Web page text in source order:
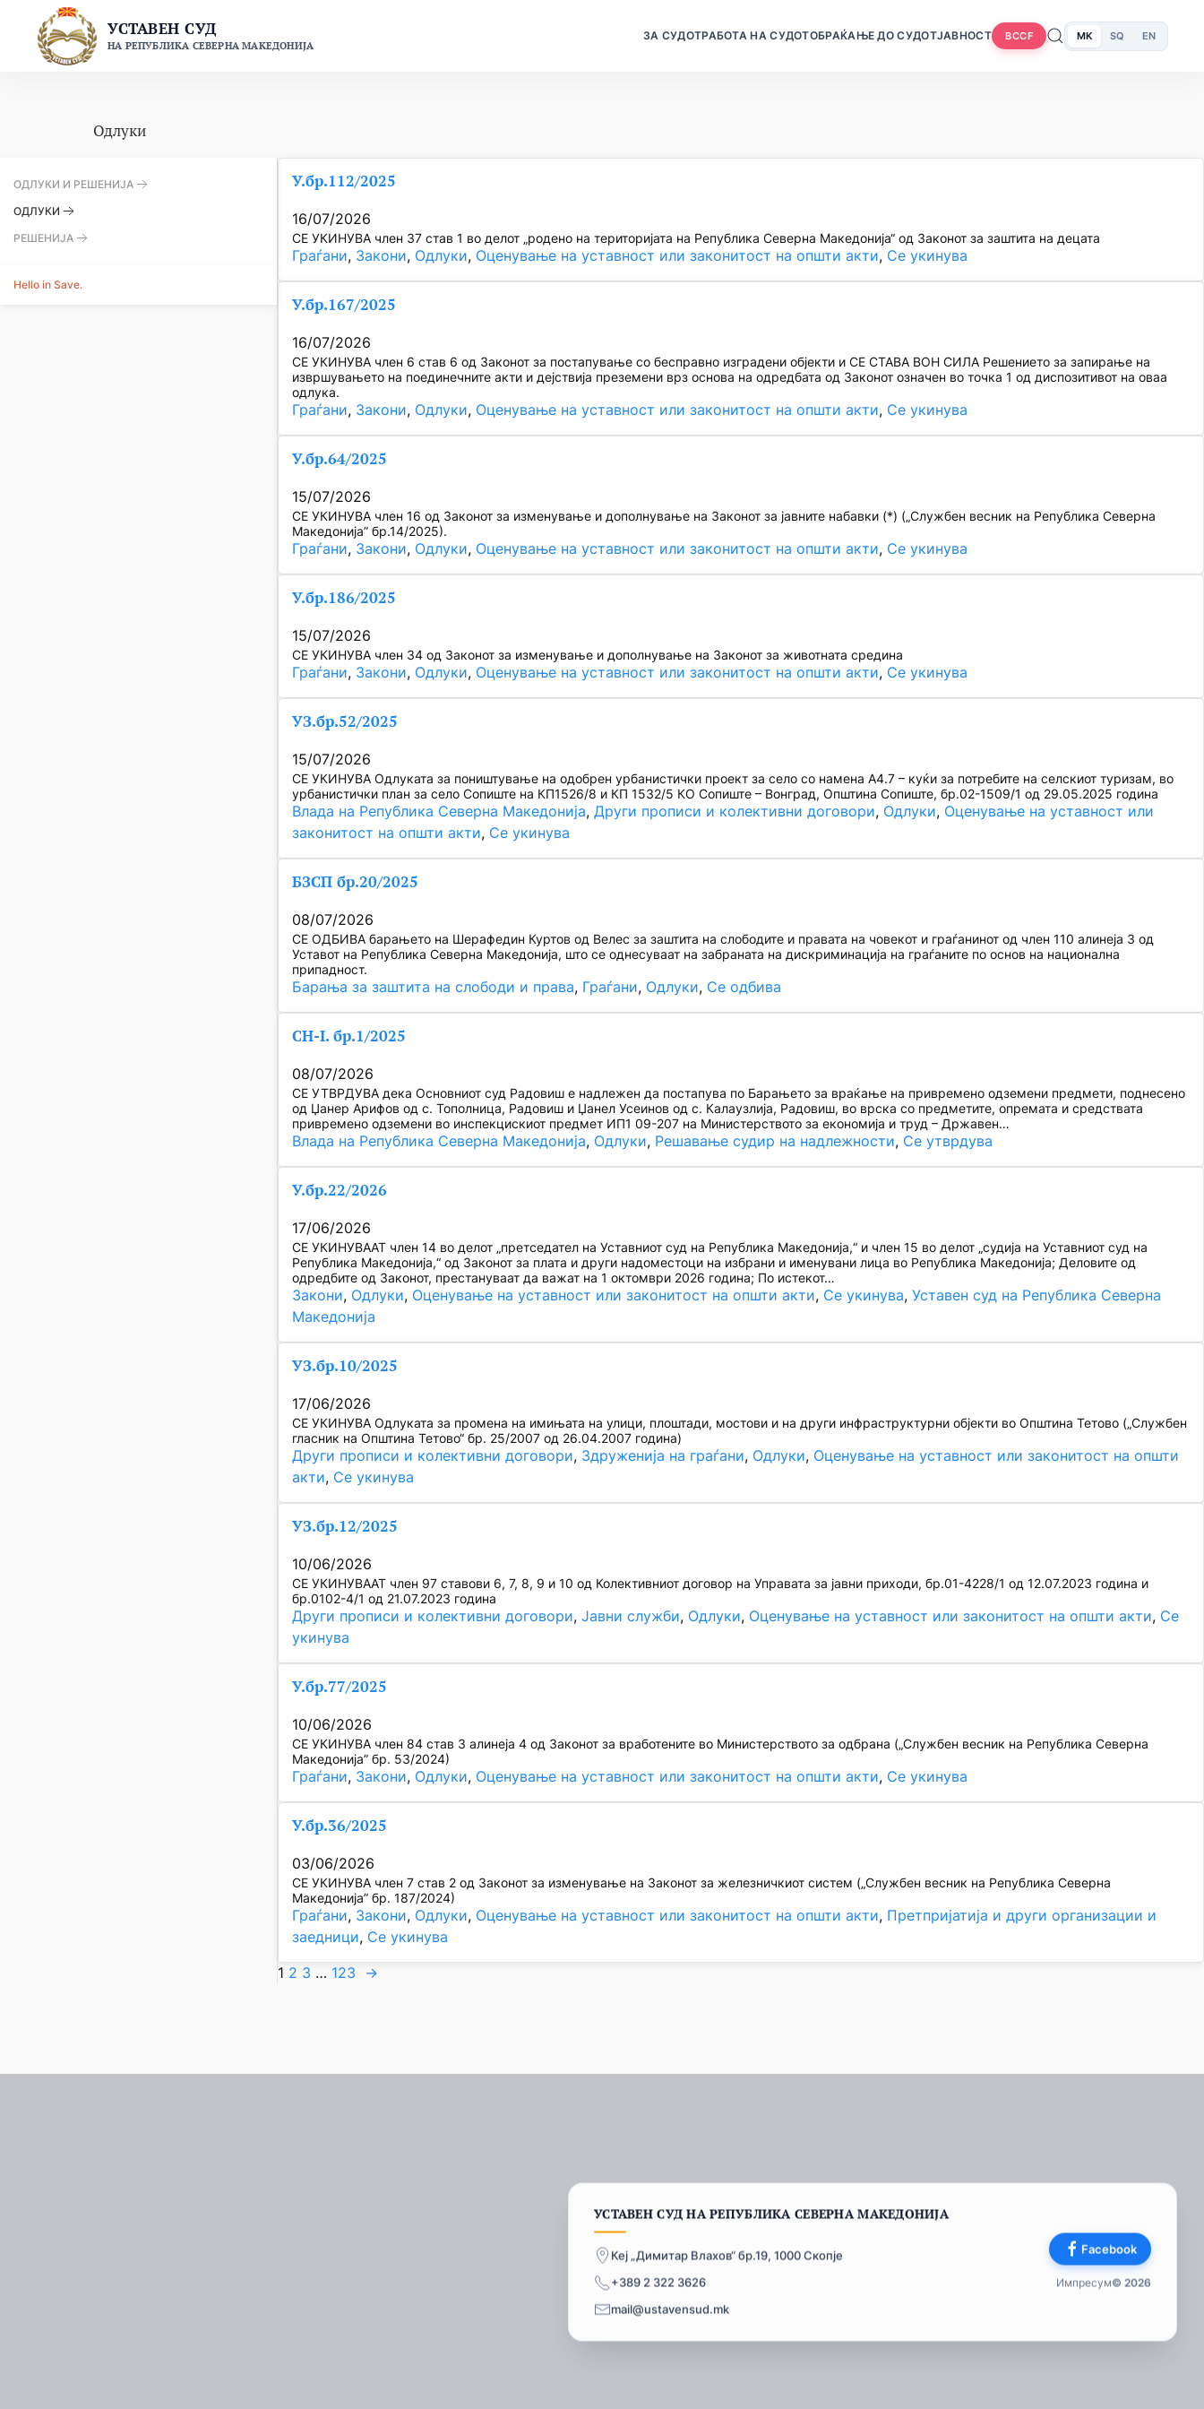
content
УСТАВЕН СУД
НА РЕПУБЛИКА СЕВЕРНА МАКЕДОНИЈА
ЗА СУДОТРАБОТА НА СУДОТОБРАЌАЊЕ ДО СУДОТЈАВНОСТ BCCF MK SQ EN
Одлуки
ОДЛУКИ И РЕШЕНИЈА
ОДЛУКИ
РЕШЕНИЈА
Hello in Save.
У.бр.112/2025
16/07/2026
СЕ УКИНУВА член 37 став 1 во делот „родено на територијата на Република Северна Македонија“ од Законот за заштита на децата
Граѓани, Закони, Одлуки, Оценување на уставност или законитост на општи акти, Се укинува
У.бр.167/2025
16/07/2026
СЕ УКИНУВА член 6 став 6 од Законот за постапување со бесправно изградени објекти и СЕ СТАВА ВОН СИЛА Решението за запирање на
извршувањето на поединечните акти и дејствија преземени врз основа на одредбата од Законот означен во точка 1 од диспозитивот на оваа
одлука.
Граѓани, Закони, Одлуки, Оценување на уставност или законитост на општи акти, Се укинува
У.бр.64/2025
15/07/2026
СЕ УКИНУВА член 16 од Законот за изменување и дополнување на Законот за јавните набавки (*) („Службен весник на Република Северна
Македонија” бр.14/2025).
Граѓани, Закони, Одлуки, Оценување на уставност или законитост на општи акти, Се укинува
У.бр.186/2025
15/07/2026
СЕ УКИНУВА член 34 од Законот за изменување и дополнување на Законот за животната средина
Граѓани, Закони, Одлуки, Оценување на уставност или законитост на општи акти, Се укинува
УЗ.бр.52/2025
15/07/2026
СЕ УКИНУВА Одлуката за поништување на одобрен урбанистички проект за село со намена А4.7 – куќи за потребите на селскиот туризам, во
урбанистички план за село Сопиште на КП1526/8 и КП 1532/5 КО Сопиште – Вонград, Општина Сопиште, бр.02-1509/1 од 29.05.2025 година
Влада на Република Северна Македонија, Други прописи и колективни договори, Одлуки, Оценување на уставност или
законитост на општи акти, Се укинува
БЗСП бр.20/2025
08/07/2026
СЕ ОДБИВА барањето на Шерафедин Куртов од Велес за заштита на слободите и правата на човекот и граѓанинот од член 110 алинеја 3 од
Уставот на Република Северна Македонија, што се однесуваат на забраната на дискриминација на граѓаните по основ на национална
припадност.
Барања за заштита на слободи и права, Граѓани, Одлуки, Се одбива
СН-I. бр.1/2025
08/07/2026
СЕ УТВРДУВА дека Основниот суд Радовиш е надлежен да постапува по Барањето за враќање на привремено одземени предмети, поднесено
од Џанер Арифов од с. Тополница, Радовиш и Џанел Усеинов од с. Калаузлија, Радовиш, во врска со предметите, опремата и средствата
привремено одземени во инспекцискиот предмет ИП1 09-207 на Министерството за економија и труд – Државен…
Влада на Република Северна Македонија, Одлуки, Решавање судир на надлежности, Се утврдува
У.бр.22/2026
17/06/2026
СЕ УКИНУВААТ член 14 во делот „претседател на Уставниот суд на Република Македонија,“ и член 15 во делот „судија на Уставниот суд на
Република Македонија,“ од Законот за плата и други надоместоци на избрани и именувани лица во Република Македонија; Деловите од
одредбите од Законот, престануваат да важат на 1 октомври 2026 година; По истекот…
Закони, Одлуки, Оценување на уставност или законитост на општи акти, Се укинува, Уставен суд на Република Северна
Македонија
УЗ.бр.10/2025
17/06/2026
СЕ УКИНУВА Одлуката за промена на имињата на улици, плоштади, мостови и на други инфраструктурни објекти во Општина Тетово („Службен
гласник на Општина Тетово“ бр. 25/2007 од 26.04.2007 година)
Други прописи и колективни договори, Здруженија на граѓани, Одлуки, Оценување на уставност или законитост на општи
акти, Се укинува
УЗ.бр.12/2025
10/06/2026
СЕ УКИНУВААТ член 97 ставови 6, 7, 8, 9 и 10 од Колективниот договор на Управата за јавни приходи, бр.01-4228/1 од 12.07.2023 година и
бр.0102-4/1 од 21.07.2023 година
Други прописи и колективни договори, Јавни служби, Одлуки, Оценување на уставност или законитост на општи акти, Се
укинува
У.бр.77/2025
10/06/2026
СЕ УКИНУВА член 84 став 3 алинеја 4 од Законот за вработените во Министерството за одбрана („Службен весник на Република Северна
Македонија” бр. 53/2024)
Граѓани, Закони, Одлуки, Оценување на уставност или законитост на општи акти, Се укинува
У.бр.36/2025
03/06/2026
СЕ УКИНУВА член 7 став 2 од Законот за изменување на Законот за железничкиот систем („Службен весник на Република Северна
Македонија” бр. 187/2024)
Граѓани, Закони, Одлуки, Оценување на уставност или законитост на општи акти, Претпријатија и други организации и
заедници, Се укинува
1 2 3 … 123 →
УСТАВЕН СУД НА РЕПУБЛИКА СЕВЕРНА МАКЕДОНИЈА
Кеј „Димитар Влахов“ бр.19, 1000 Скопје
+389 2 322 3626
mail@ustavensud.mk
Facebook
Импресум© 2026